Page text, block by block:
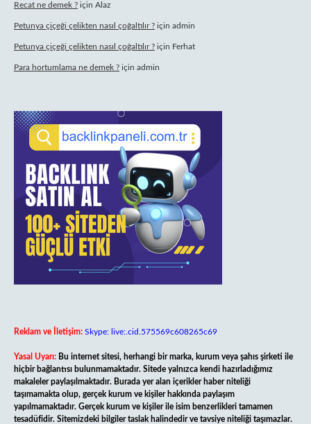
Recat ne demek ? için Alaz
Petunya çiçeği çelikten nasıl çoğaltılır ? için admin
Petunya çiçeği çelikten nasıl çoğaltılır ? için Ferhat
Para hortumlama ne demek ? için admin
Reklam ve İletişim: Skype: live:.cid.575569c608265c69
Yasal Uyarı: Bu internet sitesi, herhangi bir marka, kurum veya şahıs şirketi ile
hiçbir bağlantısı bulunmamaktadır. Sitede yalnızca kendi hazırladığımız
makaleler paylaşılmaktadır. Burada yer alan içerikler haber niteliği
taşımamakta olup, gerçek kurum ve kişiler hakkında paylaşım
yapılmamaktadır. Gerçek kurum ve kişiler ile isim benzerlikleri tamamen
tesadüfidir. Sitemizdeki bilgiler taslak halindedir ve tavsiye niteliği taşımazlar.